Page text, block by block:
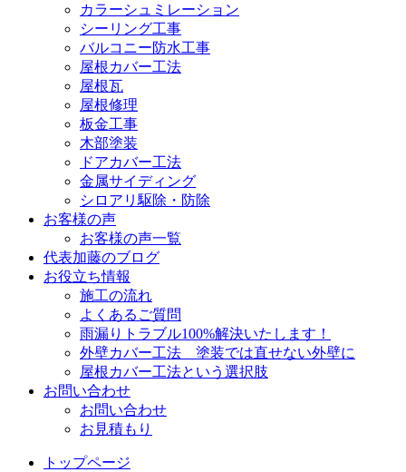
カラーシュミレーション
シーリング工事
バルコニー防水工事
屋根カバー工法
屋根瓦
屋根修理
板金工事
木部塗装
ドアカバー工法
金属サイディング
シロアリ駆除・防除
お客様の声
お客様の声一覧
代表加藤のブログ
お役立ち情報
施工の流れ
よくあるご質問
雨漏りトラブル100%解決いたします！
外壁カバー工法 塗装では直せない外壁に
屋根カバー工法という選択肢
お問い合わせ
お問い合わせ
お見積もり
トップページ